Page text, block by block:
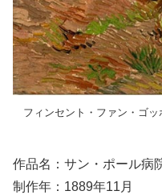
フィンセント・ファン・ゴ
作品名：サン・ポール病
制作年：1889年11月